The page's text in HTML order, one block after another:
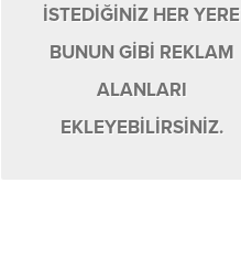
İSTEDİĞİNİZ HER YERE
BUNUN GİBİ REKLAM
ALANLARI
EKLEYEBİLİRSİNİZ.